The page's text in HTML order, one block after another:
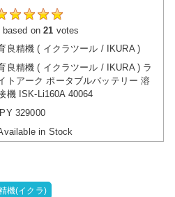
based on21 votes
良精機 ( イクラツール / IKURA )
良精機 ( イクラツール / IKURA ) ラ
トアーク ポータブルバッテリー 溶
機 ISK-Li160A 40064
329000
in Stock
機(イクラ)